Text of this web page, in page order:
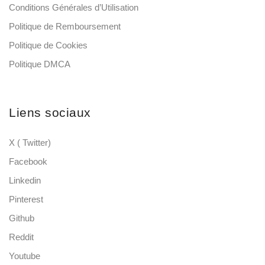
Conditions Générales d’Utilisation
Politique de Remboursement
Politique de Cookies
Politique DMCA
Liens sociaux
X ( Twitter)
Facebook
Linkedin
Pinterest
Github
Reddit
Youtube